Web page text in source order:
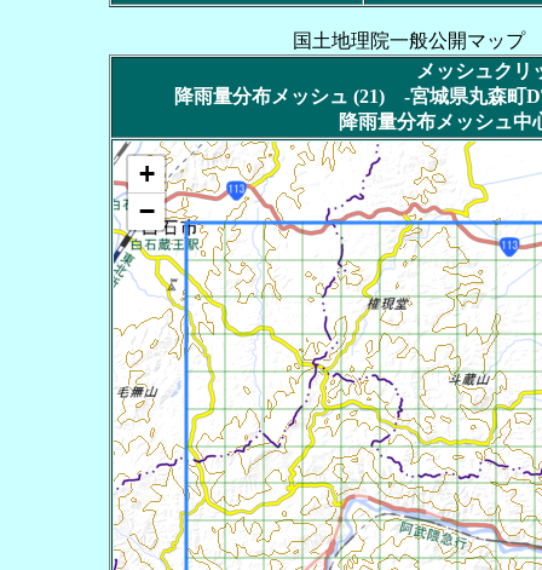
国土地理院一般公開マップ
メッシュクリ
降雨量分布メッシュ (21) -宮城県丸森
降雨量分布メッシュ
+
−